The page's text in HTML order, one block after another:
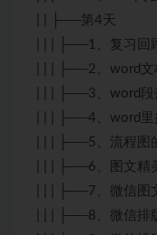
| | ├──第4天
| | | ├──1、复习回
| | | ├──2、word
| | | ├──3、word段
| | | ├──4、word里
| | | ├──5、流程图
| | | ├──6、图文精
| | | ├──7、微信图
| | | ├──8、微信排